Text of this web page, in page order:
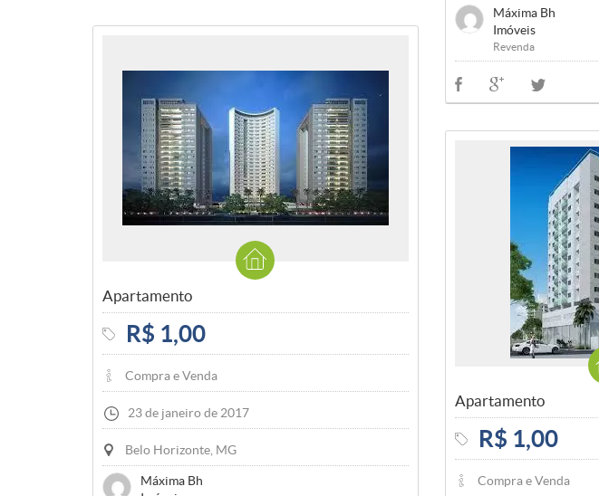
Máxima Bh
Imóveis
Revenda
Apartamento
R$ 1,00
Compra e Venda
23 de janeiro de 2017
Belo Horizonte, MG
Máxima Bh
Apartamento
R$ 1,00
Compra e Venda